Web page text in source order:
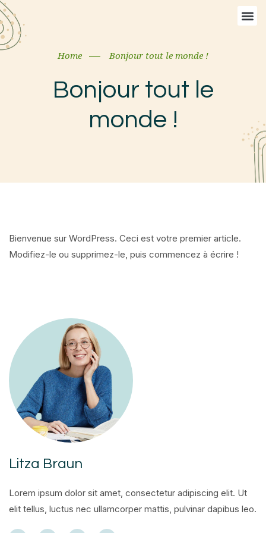
Home Bonjour tout le monde !
Bonjour tout le
monde !
Bienvenue sur WordPress. Ceci est votre premier article.
Modifiez-le ou supprimez-le, puis commencez à écrire !
Litza Braun
Lorem ipsum dolor sit amet, consectetur adipiscing elit. Ut
elit tellus, luctus nec ullamcorper mattis, pulvinar dapibus leo.